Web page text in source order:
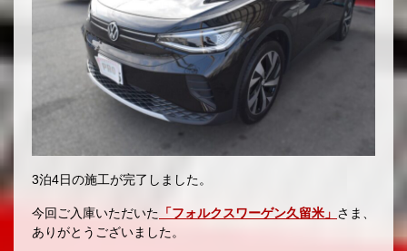
3泊4日の施工が完了しました。
今回ご入庫いただいた 「フォルクスワーゲン久留米」 さま、
ありがとうございました。